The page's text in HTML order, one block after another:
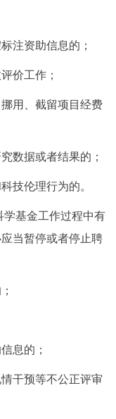
注资助信息的；
价工作；
用、截留项目经费
据或者结果的；
伦理行为的。
学基金工作过程中有
当暂停或者停止聘
息的；
干预等不公正评审